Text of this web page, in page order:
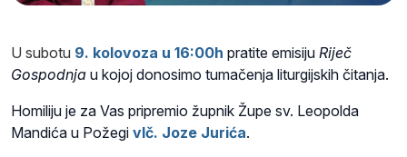
U subotu 9. kolovoza u 16:00h pratite emisiju Riječ
Gospodnja u kojoj donosimo tumačenja liturgijskih čitanja.
Homiliju je za Vas pripremio župnik Župe sv. Leopolda
Mandića u Požegi vlč. Joze Jurića.